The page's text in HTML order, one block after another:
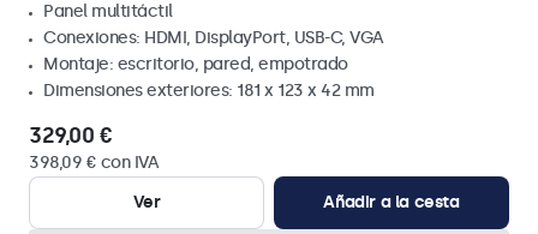
Panel multitáctil
Conexiones: HDMI, DisplayPort, USB-C, VGA
Montaje: escritorio, pared, empotrado
Dimensiones exteriores: 181 x 123 x 42 mm
329,00 €
398,09 € con IVA
Ver
Añadir a la cesta